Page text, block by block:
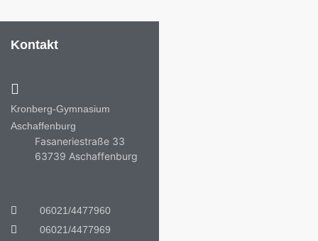
Kontakt
Kronberg-Gymnasium
Aschaffenburg
Fasaneriestraße 33
63739 Aschaffenburg
06021/4477960
06021/4477969